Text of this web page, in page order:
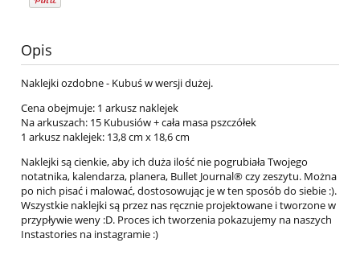
Opis
Naklejki ozdobne - Kubuś w wersji dużej.
Cena obejmuje: 1 arkusz naklejek
Na arkuszach: 15 Kubusiów + cała masa pszczółek
1 arkusz naklejek: 13,8 cm x 18,6 cm
Naklejki są cienkie, aby ich duża ilość nie pogrubiała Twojego
notatnika, kalendarza, planera, Bullet Journal® czy zeszytu. Można
po nich pisać i malować, dostosowując je w ten sposób do siebie :).
Wszystkie naklejki są przez nas ręcznie projektowane i tworzone w
przypływie weny :D. Proces ich tworzenia pokazujemy na naszych
Instastories na instagramie :)